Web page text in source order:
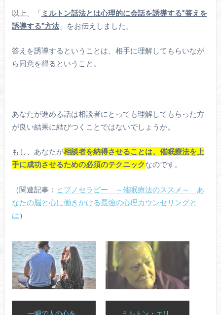
以上、「 ミルトン話法とは心理的に会話を誘導する”答えを
誘導する”方法」をお伝えしました。
答えを誘導するということは、相手に理解してもらいなが
ら同意を得るということ。
あなたが進める話は相談者にとっても理解してもらった方
が良い結果に結びつくことではないでしょうか。
もし、あなたが相談者を納得させることは、催眠療法を上
手に成功させるための必須のテクニックなのです。
（関連記事： ヒプノセラピー ～催眠療法のススメ～ あ
なたの脳と心に働きかける最強の心理カウンセリングと
は）
一瞬で人の心を ミルトン・エリ